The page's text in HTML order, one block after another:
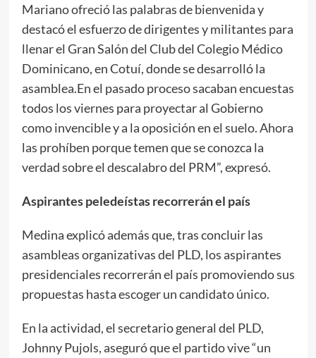
Mariano ofreció las palabras de bienvenida y
destacó el esfuerzo de dirigentes y militantes para
llenar el Gran Salón del Club del Colegio Médico
Dominicano, en Cotuí, donde se desarrolló la
asamblea.En el pasado proceso sacaban encuestas
todos los viernes para proyectar al Gobierno
como invencible y a la oposición en el suelo. Ahora
las prohíben porque temen que se conozca la
verdad sobre el descalabro del PRM”, expresó.
Aspirantes peledeístas recorrerán el país
Medina explicó además que, tras concluir las
asambleas organizativas del PLD, los aspirantes
presidenciales recorrerán el país promoviendo sus
propuestas hasta escoger un candidato único.
En la actividad, el secretario general del PLD,
Johnny Pujols, aseguró que el partido vive “un